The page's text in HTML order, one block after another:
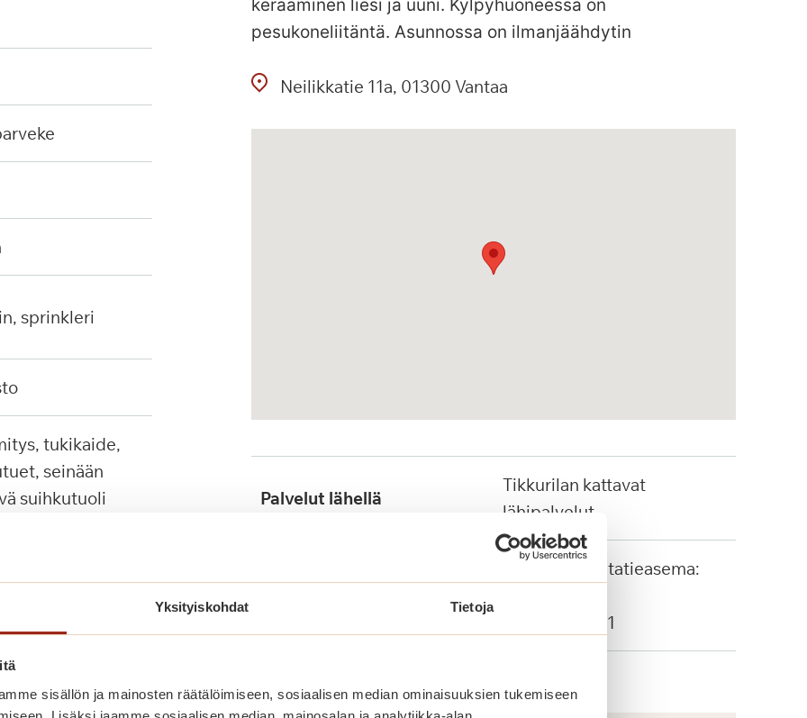
Yksityiskohdat Tietoja
sisällön ja mainosten räätälöimiseen, sosiaalisen median ominaisuuksien tukemiseen
sprinkleri
seinään
suihkutuoli
keraaminen liesi ja uuni. Kylpyhuoneessa on
pesukoneliitäntä. Asunnossa on ilmanjäähdytin
Neilikkatie 11a 01300 Vantaa
Palvelut lähellä
Tikkurilan kattavat
lähipalvelut
Tikkurilan rautatieasema:
Bussi: 571, 611